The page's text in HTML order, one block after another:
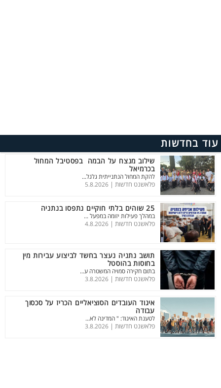
עוד בחדשות
שילוב מנצח על הבמה בפסטיבל המחול
בכרמיאל
להקת המחול הנתנייתית גלגל...
פלאשנט חדשות | 5.8.2026
25 שוהים בלתי חוקיים נתפסו בנתניה
במהלך פעילות יזומה במפעל ...
פלאשנט חדשות | 4.8.2026
תושב נתניה נעצר בחשד לביצוע עבירות מין
בחוסות בהוסטל
בתום חקירה סמויה המשטרה ע...
פלאשנט חדשות | 3.8.2026
איגוד העובדים הסוציאליים הכריז על סכסוך
עבודה
לטענת האיגוד: " המדינה לא...
פלאשנט חדשות | 3.8.2026